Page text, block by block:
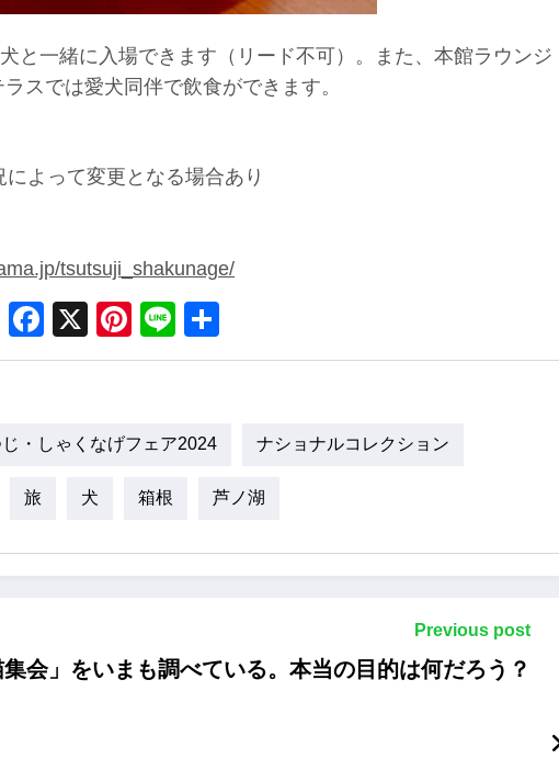
と一緒に入場できます（リード不可）。また、本館ラウンジ
スでは愛犬同伴で飲食ができます。
よって変更となる場合あり
tsutsuji_shakunage/
Facebook
X Pinterest
Line
・しゃくなげフェア2024 ナショナルコレクション
旅 犬 箱根 芦ノ湖
Previous post
集会」をいまも調べている。本当の目的は何だろう？